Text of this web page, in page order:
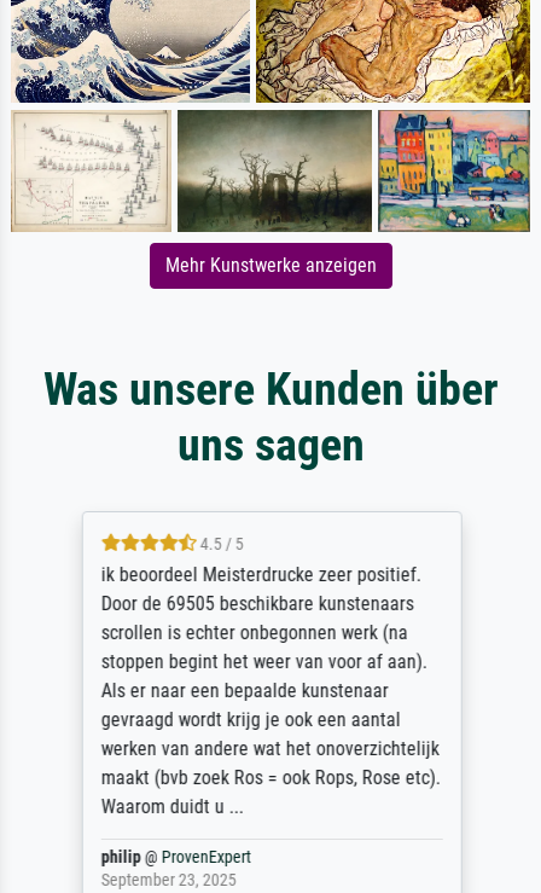
Mehr Kunstwerke anzeigen
Was unsere Kunden über
uns sagen
4.5 / 5
ik beoordeel Meisterdrucke zeer positief.
Door de 69505 beschikbare kunstenaars
scrollen is echter onbegonnen werk (na
stoppen begint het weer van voor af aan).
Als er naar een bepaalde kunstenaar
gevraagd wordt krijg je ook een aantal
werken van andere wat het onoverzichtelijk
maakt (bvb zoek Ros = ook Rops, Rose etc).
Waarom duidt u ...
philip@ ProvenExpert
September 23, 2025